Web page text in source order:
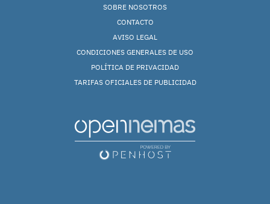
SOBRE NOSOTROS
CONTACTO
AVISO LEGAL
CONDICIONES GENERALES DE USO
POLÍTICA DE PRIVACIDAD
TARIFAS OFICIALES DE PUBLICIDAD